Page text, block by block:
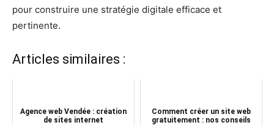
pour construire une stratégie digitale efficace et
pertinente.
Articles similaires :
Agence web Vendée : création
de sites internet
Comment créer un site web
gratuitement : nos conseils